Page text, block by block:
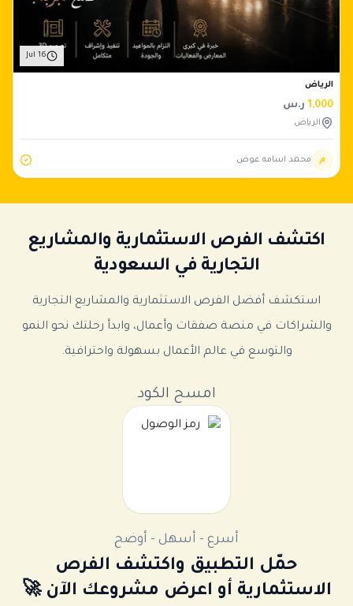
Jul 16
الرياض
1,000 ر.س
الرياض
م محمد اسامه عوض
اكتشف الفرص الاستثمارية والمشاريع
التجارية في السعودية
استكشف أفضل الفرص الاستثمارية والمشاريع التجارية
والشراكات في منصة صفقات وأعمال، وابدأ رحلتك نحو النمو
والتوسع في عالم الأعمال بسهولة واحترافية.
امسح الكود
أسرع - أسهل - أوضح
حمّل التطبيق واكتشف الفرص
الاستثمارية أو اعرض مشروعك الآن 🚀